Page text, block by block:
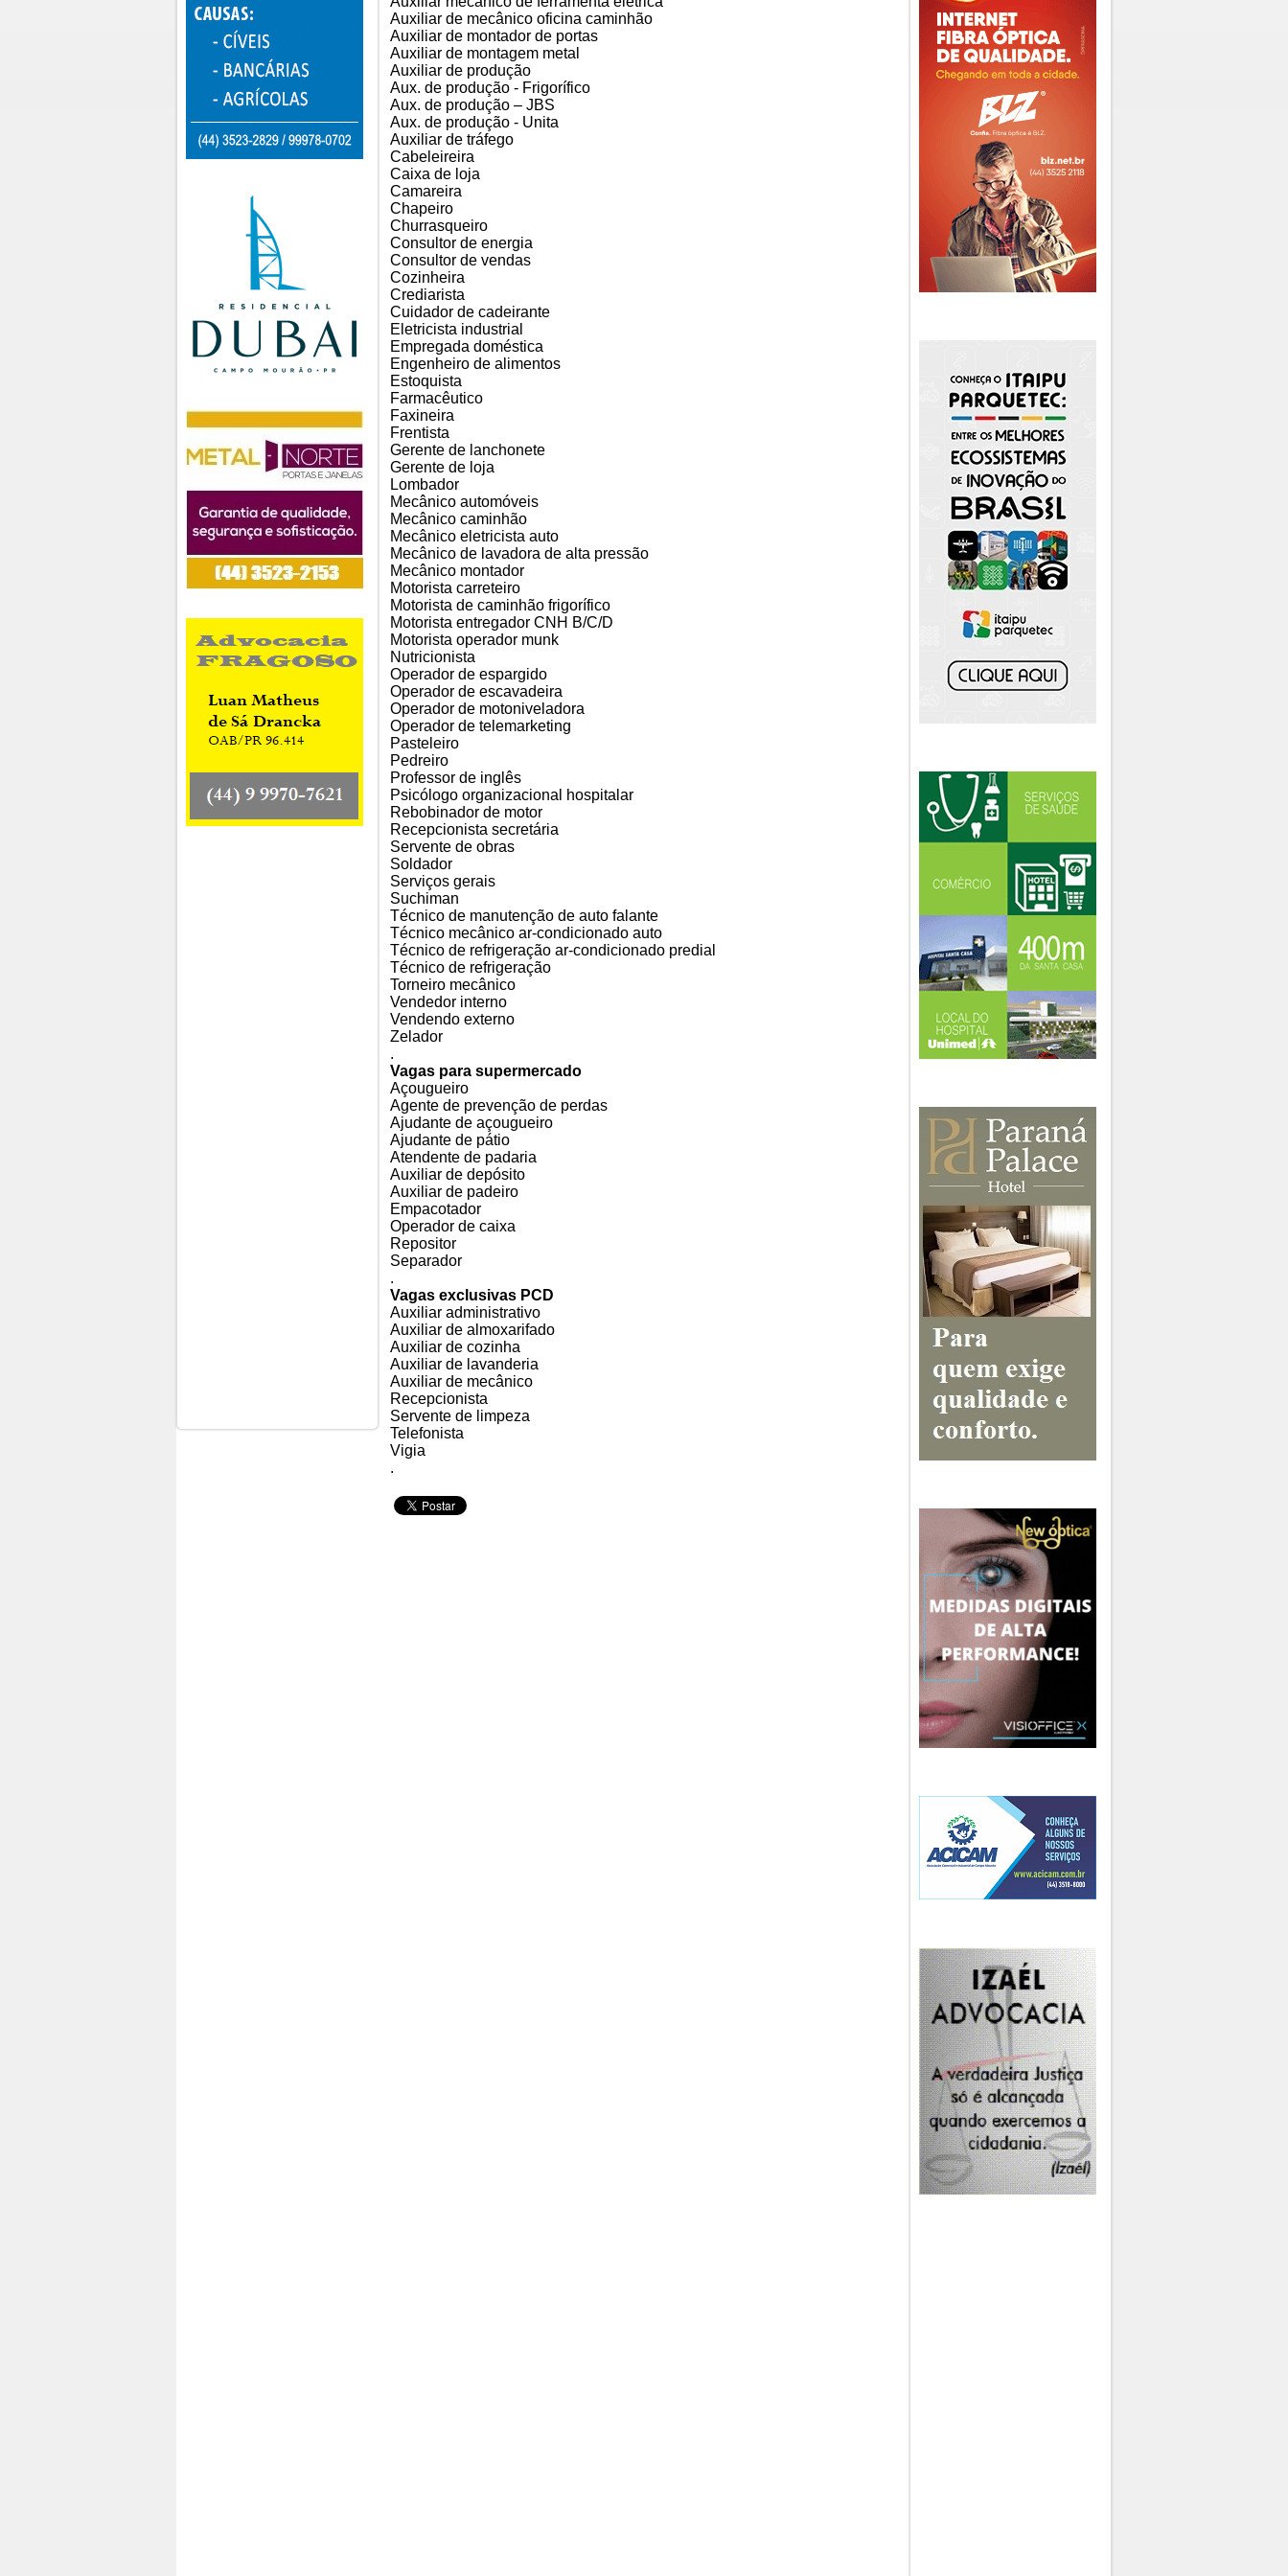
Auxiliar de mecânico oficina caminhão
Auxiliar de montador de portas
Auxiliar de montagem metal
Auxiliar de produção
Aux. de produção - Frigorífico
Aux. de produção – JBS
Aux. de produção - Unita
Auxiliar de tráfego
Cabeleireira
Caixa de loja
Camareira
Chapeiro
Churrasqueiro
Consultor de energia
Consultor de vendas
Cozinheira
Crediarista
Cuidador de cadeirante
Eletricista industrial
Empregada doméstica
Engenheiro de alimentos
Estoquista
Farmacêutico
Faxineira
Frentista
Gerente de lanchonete
Gerente de loja
Lombador
Mecânico automóveis
Mecânico caminhão
Mecânico eletricista auto
Mecânico de lavadora de alta pressão
Mecânico montador
Motorista carreteiro
Motorista de caminhão frigorífico
Motorista entregador CNH B/C/D
Motorista operador munk
Nutricionista
Operador de espargido
Operador de escavadeira
Operador de motoniveladora
Operador de telemarketing
Pasteleiro
Pedreiro
Professor de inglês
Psicólogo organizacional hospitalar
Rebobinador de motor
Recepcionista secretária
Servente de obras
Soldador
Serviços gerais
Suchiman
Técnico de manutenção de auto falante
Técnico mecânico ar-condicionado auto
Técnico de refrigeração ar-condicionado predial
Técnico de refrigeração
Torneiro mecânico
Vendedor interno
Vendendo externo
Zelador
.
Vagas para supermercado
Açougueiro
Agente de prevenção de perdas
Ajudante de açougueiro
Ajudante de pátio
Atendente de padaria
Auxiliar de depósito
Auxiliar de padeiro
Empacotador
Operador de caixa
Repositor
Separador
.
Vagas exclusivas PCD
Auxiliar administrativo
Auxiliar de almoxarifado
Auxiliar de cozinha
Auxiliar de lavanderia
Auxiliar de mecânico
Recepcionista
Servente de limpeza
Telefonista
Vigia
.